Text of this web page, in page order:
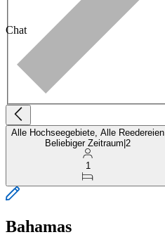
Chat
Alle Hochseegebiete, Alle Reedereien
Beliebiger Zeitraum 2
1
Bahamas